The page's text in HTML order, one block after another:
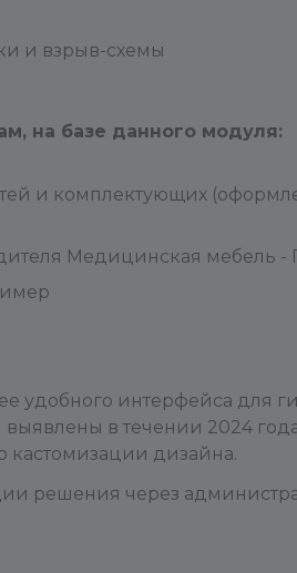
и взрыв-схемы
на базе данного модуля:
и комплектующих
Медицинская мебель
удобного интерфейса для
в течении 2024
кастомизации дизайна.
решения через